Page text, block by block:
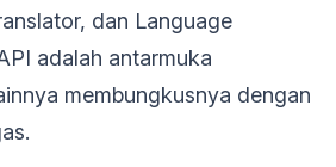
dan Language
adalah antarmuka
membungkusnya dengan